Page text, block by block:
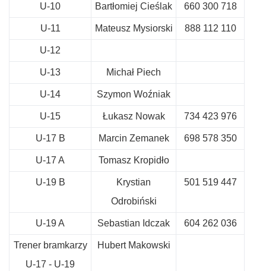
U-10 Bartłomiej Cieślak 660 300 718
U-11 Mateusz Mysiorski 888 112 110
U-12
U-13 Michał Piech
U-14 Szymon Woźniak
U-15 Łukasz Nowak 734 423 976
U-17 B Marcin Zemanek 698 578 350
U-17 A Tomasz Kropidło
U-19 B
Krystian
Odrobiński
501 519 447
U-19 A Sebastian Idczak 604 262 036
Trener bramkarzy
U-17 - U-19
Hubert Makowski